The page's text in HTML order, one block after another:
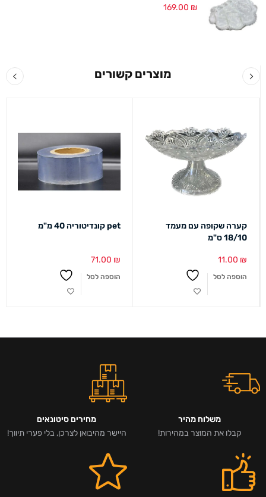
169.00 ₪
מוצרים קשורים
קערה שקופה עם מעמד
18/10 ס"מ
11.00 ₪
הוספה לסל
pet קונדיטוריה 40 מ"מ
71.00 ₪
הוספה לסל
משלוח מהיר
קבלו את המוצר במהירות!
מחירים סיטונאים
היישר מהיבואן לצרכן, בלי פערי תיווך!